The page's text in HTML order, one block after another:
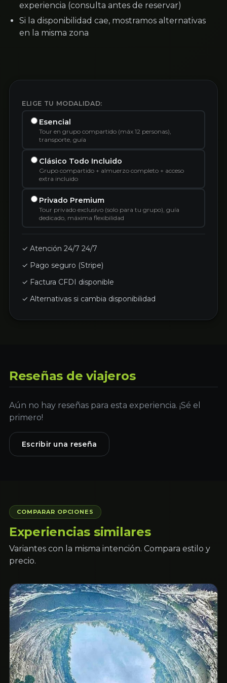
experiencia (consulta antes de reservar)
Si la disponibilidad cae, mostramos alternativas
en la misma zona
ELIGE TU MODALIDAD:
Esencial
Tour en grupo compartido (máx 12 personas),
transporte, guía
Clásico Todo Incluido
Grupo compartido + almuerzo completo + acceso
extra incluido
Privado Premium
Tour privado exclusivo (solo para tu grupo), guía
dedicado, máxima flexibilidad
✓ Atención 24/7 24/7
✓ Pago seguro (Stripe)
✓ Factura CFDI disponible
✓ Alternativas si cambia disponibilidad
Reseñas de viajeros
Aún no hay reseñas para esta experiencia. ¡Sé el
primero!
Escribir una reseña
COMPARAR OPCIONES
Experiencias similares
Variantes con la misma intención. Compara estilo y
precio.